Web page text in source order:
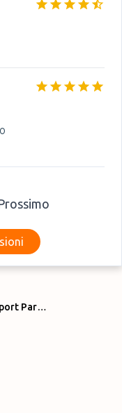
recensioni
Piraineto Airport Parking